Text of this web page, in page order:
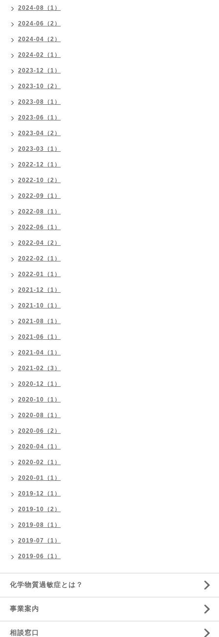
2024-08（1）
2024-06（2）
2024-04（2）
2024-02（1）
2023-12（1）
2023-10（2）
2023-08（1）
2023-06（1）
2023-04（2）
2023-03（1）
2022-12（1）
2022-10（2）
2022-09（1）
2022-08（1）
2022-06（1）
2022-04（2）
2022-02（1）
2022-01（1）
2021-12（1）
2021-10（1）
2021-08（1）
2021-06（1）
2021-04（1）
2021-02（3）
2020-12（1）
2020-10（1）
2020-08（1）
2020-06（2）
2020-04（1）
2020-02（1）
2020-01（1）
2019-12（1）
2019-10（2）
2019-08（1）
2019-07（1）
2019-06（1）
化学物質過敏症とは？
事業案内
相談窓口